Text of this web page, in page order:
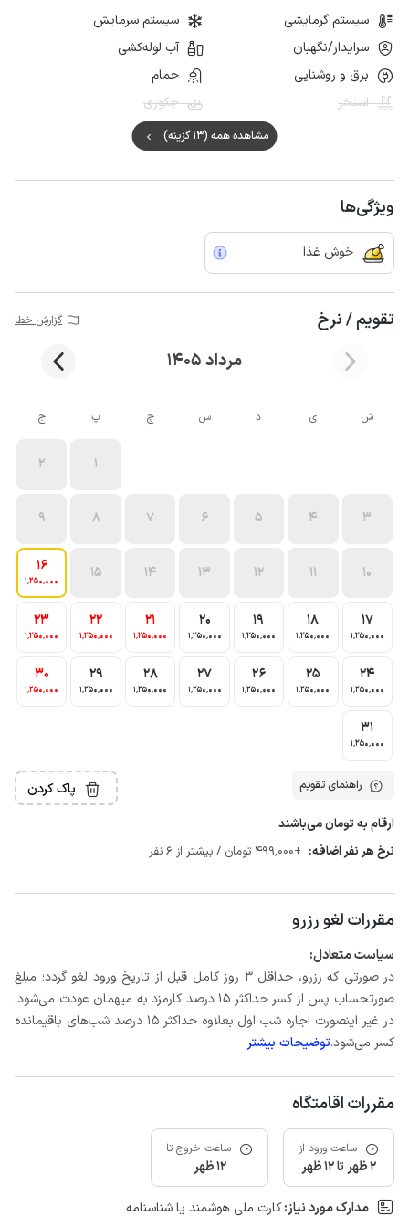
سیستم گرمایشی
سیستم سرمایش
سرایدار/نگهبان
آب لوله‌کشی
برق و روشنایی
حمام
استخر
جکوزی
مشاهده همه (13 گزینه)
ویژگی‌ها
خوش غذا
تقویم / نرخ گزارش خطا
مرداد 1405
ش ی د س چ پ ج
1
2
3
4
5
6
7
8
9
10
11
12
13
14
15
16
1٬250٬000
17
1٬250٬000
18
1٬250٬000
19
1٬250٬000
20
1٬250٬000
21
1٬250٬000
22
1٬250٬000
23
1٬250٬000
24
1٬250٬000
25
1٬250٬000
26
1٬250٬000
27
1٬250٬000
28
1٬250٬000
29
1٬250٬000
30
1٬250٬000
31
1٬250٬000
راهنمای تقویم پاک کردن
ارقام به تومان می‌باشند
نرخ هر نفر اضافه: +499٬000 تومان / بیشتر از 6 نفر
مقررات لغو رزرو
سیاست متعادل:
در صورتی که رزرو، حداقل 3 روز کامل قبل از تاریخ ورود لغو گردد؛ مبلغ
صورتحساب پس از کسر حداکثر 15 درصد کارمزد به میهمان عودت می‌شود.
در غیر اینصورت اجاره شب اول بعلاوه حداکثر 15 درصد شب‌های باقیمانده
کسر می‌شود.توضیحات بیشتر
مقررات اقامتگاه
ساعت ورود از
2 ظهر تا 12 ظهر
ساعت خروج تا
12 ظهر
مدارک مورد نیاز:کارت ملی هوشمند یا شناسنامه